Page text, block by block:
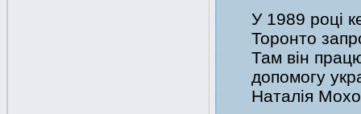
У 1989 році
Торонто
Там він
допомогу
Наталія